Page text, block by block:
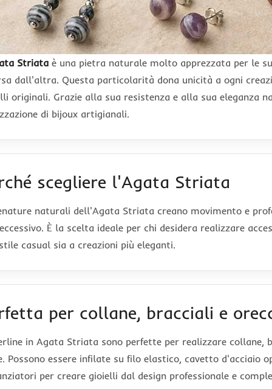
Striata è una pietra naturale molto apprezzata per le
dall'altra. Questa particolarità dona unicità a ogni
originali. Grazie alla sua resistenza e alla sua eleganza
di bijoux artigianali.
scegliere l'Agata Striata
naturali dell'Agata Striata creano movimento e
È la scelta ideale per chi desidera realizzare
casual sia a creazioni più eleganti.
per collane, bracciali e
in Agata Striata sono perfette per realizzare
Possono essere infilate su filo elastico, cavetto d'acciaio
per creare gioielli dal design professionale e